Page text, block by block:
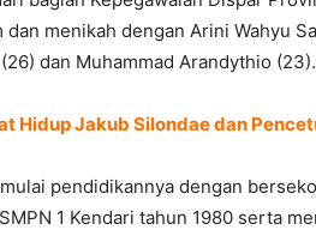
dan menikah dengan Arini Wahyu
dan Muhammad Arandythio (23).
Hidup Jakub Silondae dan
pendidikannya dengan
1 Kendari tahun 1980 serta